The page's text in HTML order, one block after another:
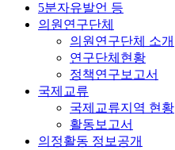
5분자유발언 등
의원연구단체
의원연구단체 소개
연구단체현황
정책연구보고서
국제교류
국제교류지역 현황
활동보고서
의정활동 정보공개